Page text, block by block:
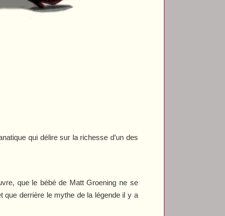
qui délire sur la richesse d’un des
que le bébé de Matt Groening ne se
que derrière le mythe de la légende il y a